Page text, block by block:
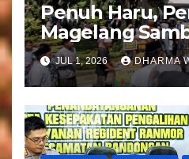
Penuh Haru,
Magelang
Kepulangan
Kloter 81
JUL 1, 2026 DHARMA